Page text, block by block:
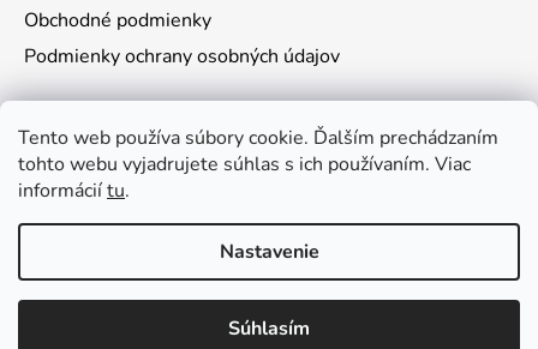
Tento web používa súbory cookie. Ďalším prechádzaním
tohto webu vyjadrujete súhlas s ich používaním. Viac
informáciítu.
Nastavenie
Súhlasím
Obchodné podmienky
Podmienky ochrany osobných údajov
Prijímame online platby
Vytvoril Shoptet
VámoSoft s.r.o.